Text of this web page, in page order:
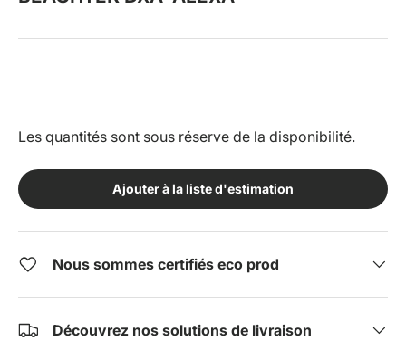
Les quantités sont sous réserve de la disponibilité.
Ajouter à la liste d'estimation
Nous sommes certifiés eco prod
Découvrez nos solutions de livraison